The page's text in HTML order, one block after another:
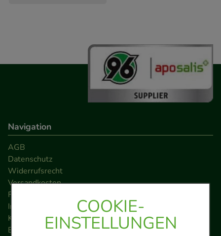
COOKIE-
EINSTELLUNGEN
Navigation
AGB
Datenschutz
Widerrufsrecht
Versandkosten
FAQ
Impressum
Kontakt
Barrierefreiheitserklärung